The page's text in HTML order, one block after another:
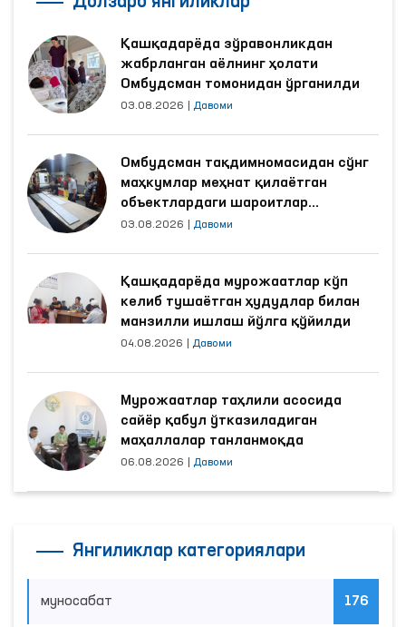
Қашқадарёда зўравонликдан
жабрланган аёлнинг ҳолати
Омбудсман томонидан ўрганилди
03.08.2026 Давоми
Омбудсман тақдимномасидан сўнг
маҳкумлар меҳнат қилаётган
объектлардаги шароитлар
яхшиланди
03.08.2026 Давоми
Қашқадарёда мурожаатлар кўп
келиб тушаётган ҳудудлар билан
манзилли ишлаш йўлга қўйилди
04.08.2026 Давоми
Мурожаатлар таҳлили асосида
сайёр қабул ўтказиладиган
маҳаллалар танланмоқда
06.08.2026 Давоми
Янгиликлар категориялари
муносабат 176